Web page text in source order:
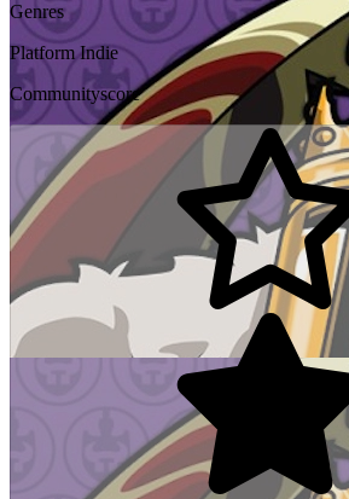
Genres
Platform Indie
Communityscore